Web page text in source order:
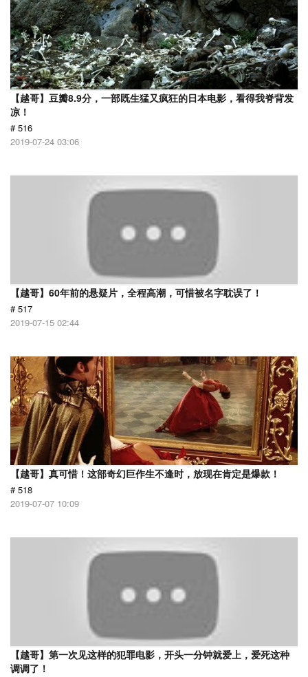
【越哥】豆瓣8.9分，一部既生猛又疯狂的日本电影，看得我脊背发
凉！
# 516
2019-07-24 03:06
【越哥】60年前的悬疑片，全程高潮，可惜被名字耽误了！
# 517
2019-07-15 02:44
【越哥】真可惜！这部奇幻巨作生不逢时，放现在肯定是爆款！
# 518
2019-07-07 10:09
【越哥】第一次见这样的犯罪电影，开头一分钟就爱上，爱死这种
调调了！